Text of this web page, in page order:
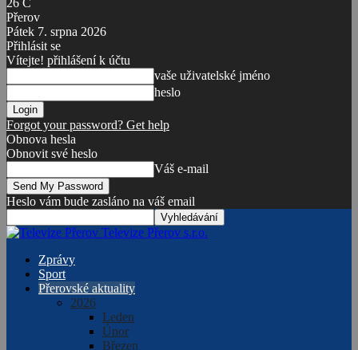
26 C
Přerov
Pátek 7. srpna 2026
Přihlásit se
Vítejte! přihlášení k účtu
vaše uživatelské jméno
heslo
Forgot your password? Get help
Obnova hesla
Obnovit své heslo
Váš e-mail
Heslo vám bude zasláno na váš email
Televize Přerov s.r.o.
Zprávy
Sport
Přerovské aktuality
2026
Leden
Únor
Březen